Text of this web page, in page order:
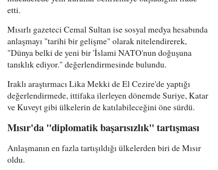
etti.
Mısırlı gazeteci Cemal Sultan ise sosyal medya hesabında
anlaşmayı "tarihi bir gelişme" olarak nitelendirerek,
"Dünya belki de yeni bir 'İslami NATO'nun doğuşuna
tanıklık ediyor." değerlendirmesinde bulundu.
Iraklı araştırmacı Lika Mekki de El Cezire'de yaptığı
değerlendirmede, ittifaka ilerleyen dönemde Suriye, Katar
ve Kuveyt gibi ülkelerin de katılabileceğini öne sürdü.
Mısır'da "diplomatik başarısızlık" tartışması
Anlaşmanın en fazla tartışıldığı ülkelerden biri de Mısır
oldu.